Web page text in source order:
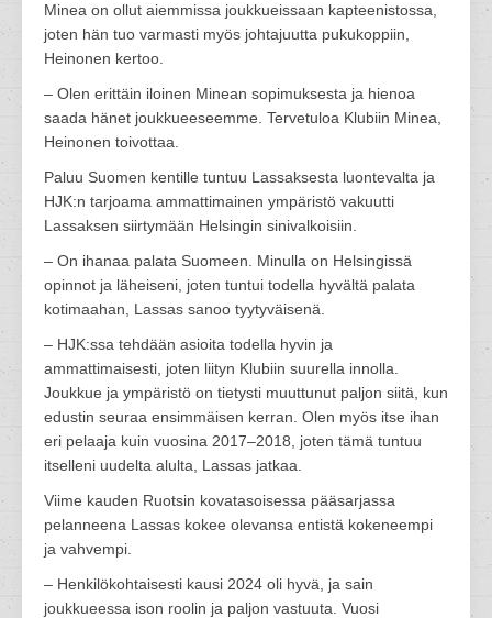
Minea on ollut aiemmissa joukkueissaan kapteenistossa,
joten hän tuo varmasti myös johtajuutta pukukoppiin,
Heinonen kertoo.
– Olen erittäin iloinen Minean sopimuksesta ja hienoa
saada hänet joukkueeseemme. Tervetuloa Klubiin Minea,
Heinonen toivottaa.
Paluu Suomen kentille tuntuu Lassaksesta luontevalta ja
HJK:n tarjoama ammattimainen ympäristö vakuutti
Lassaksen siirtymään Helsingin sinivalkoisiin.
– On ihanaa palata Suomeen. Minulla on Helsingissä
opinnot ja läheiseni, joten tuntui todella hyvältä palata
kotimaahan, Lassas sanoo tyytyväisenä.
– HJK:ssa tehdään asioita todella hyvin ja
ammattimaisesti, joten liityn Klubiin suurella innolla.
Joukkue ja ympäristö on tietysti muuttunut paljon siitä, kun
edustin seuraa ensimmäisen kerran. Olen myös itse ihan
eri pelaaja kuin vuosina 2017–2018, joten tämä tuntuu
itselleni uudelta alulta, Lassas jatkaa.
Viime kauden Ruotsin kovatasoisessa pääsarjassa
pelanneena Lassas kokee olevansa entistä kokeneempi
ja vahvempi.
– Henkilökohtaisesti kausi 2024 oli hyvä, ja sain
joukkueessa ison roolin ja paljon vastuuta. Vuosi